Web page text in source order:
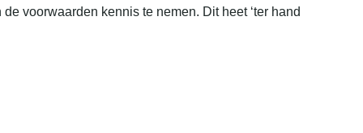
voorwaarden kennis te nemen. Dit heet ‘ter hand